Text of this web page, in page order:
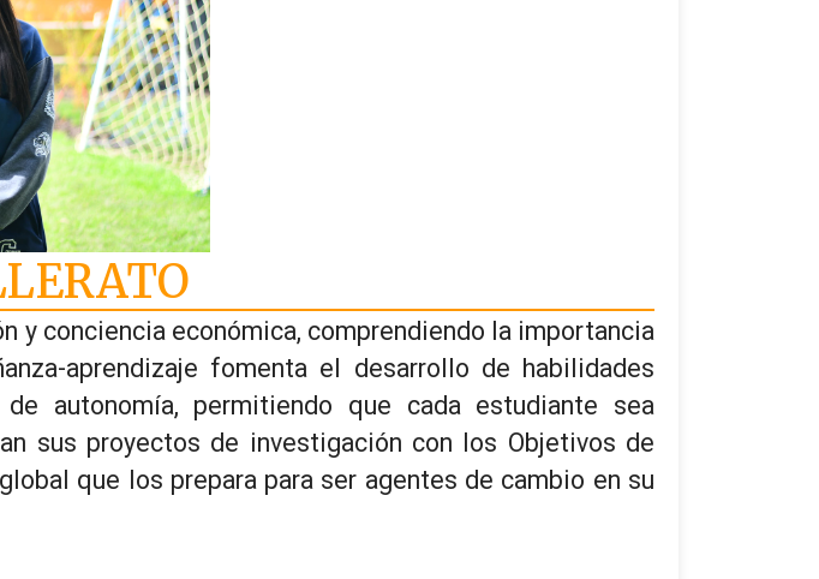
y conciencia económica, comprendiendo la importancia
aprendizaje fomenta el desarrollo de habilidades
autonomía, permitiendo que cada estudiante sea
sus proyectos de investigación con los Objetivos de
que los prepara para ser agentes de cambio en su